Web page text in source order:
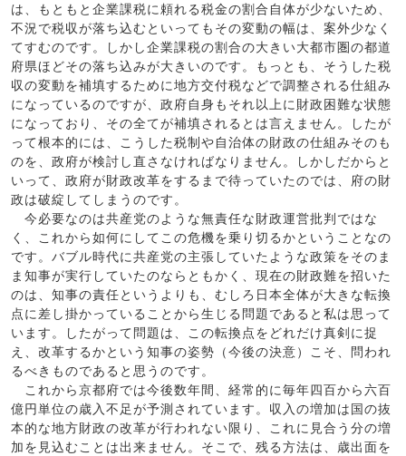
は、もともと企業課税に頼れる税金の割合自体が少ないため、
不況で税収が落ち込むといってもその変動の幅は、案外少なく
てすむのです。しかし企業課税の割合の大きい大都市圏の都道
府県ほどその落ち込みが大きいのです。もっとも、そうした税
収の変動を補填するために地方交付税などで調整される仕組み
になっているのですが、政府自身もそれ以上に財政困難な状態
になっており、その全てが補填されるとは言えません。したが
って根本的には、こうした税制や自治体の財政の仕組みそのも
のを、政府が検討し直さなければなりません。しかしだからと
いって、政府が財政改革をするまで待っていたのでは、府の財
政は破綻してしまうのです。
今必要なのは共産党のような無責任な財政運営批判ではな
く、これから如何にしてこの危機を乗り切るかということなの
です。バブル時代に共産党の主張していたような政策をそのま
ま知事が実行していたのならともかく、現在の財政難を招いた
のは、知事の責任というよりも、むしろ日本全体が大きな転換
点に差し掛かっていることから生じる問題であると私は思って
います。したがって問題は、この転換点をどれだけ真剣に捉
え、改革するかという知事の姿勢（今後の決意）こそ、問われ
るべきものであると思うのです。
これから京都府では今後数年間、経常的に毎年四百から六百
億円単位の歳入不足が予測されています。収入の増加は国の抜
本的な地方財政の改革が行われない限り、これに見合う分の増
加を見込むことは出来ません。そこで、残る方法は、歳出面を